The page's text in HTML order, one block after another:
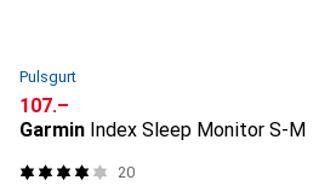
Pulsgurt
CHF
107.–
Garmin Index Sleep Monitor S-M
20